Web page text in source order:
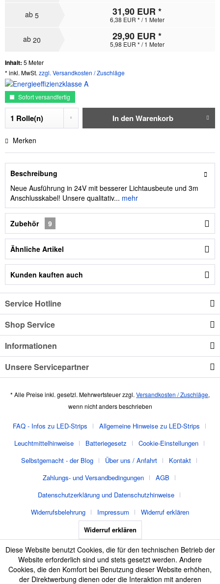
ab 5 31,90 EUR *
6,38 EUR * / 1 Meter
ab 20 29,90 EUR *
5,98 EUR * / 1 Meter
Inhalt: 5 Meter
* inkl. MwSt. zzgl. Versandkosten / Zuschläge
Sofort versandfertig
In denWarenkorb
Merken
Beschreibung
Neue Ausführung in 24V mit besserer Lichtausbeute und 3m
Anschlusskabel! Unsere qualitativ... mehr
Zubehör 9
Ähnliche Artikel
Kunden kauften auch
Service Hotline
Shop Service
Informationen
Unsere Servicepartner
* Alle Preise inkl. gesetzl. Mehrwertsteuer zzgl. Versandkosten / Zuschläge,
wenn nicht anders beschrieben
FAQ - Infos zu LED-Strips
Allgemeine Hinweise zu LED-Strips
Leuchtmittelhinweise
Batteriegesetz
Cookie-Einstellungen
Selbstgemacht - der Blog
Über uns / Anfahrt
Kontakt
Zahlungs- und Versandbedingungen
AGB
Datenschutzerklärung und Datenschutzhinweise
Widerrufsbelehrung
Impressum
Widerruf erklären
Widerruf erklären
Diese Website benutzt Cookies, die für den technischen Betrieb der
Website erforderlich sind und stets gesetzt werden. Andere
Cookies, die den Komfort bei Benutzung dieser Website erhöhen,
der Direktwerbung dienen oder die Interaktion mit anderen